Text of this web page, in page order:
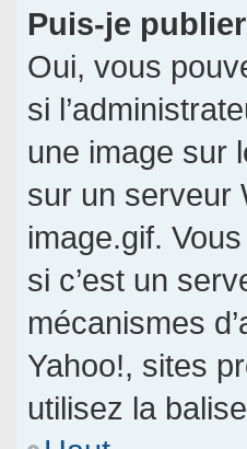
Puis-je
Oui, vous
si
une image sur
sur un serveur
image.gif.
si c’est un
mécanismes
Yahoo!, sites
utilisez la